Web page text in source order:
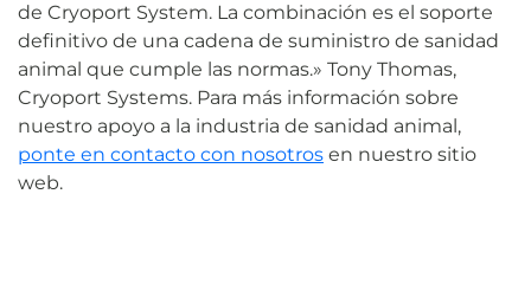
de Cryoport System. La combinación es el soporte
definitivo de una cadena de suministro de sanidad
animal que cumple las normas.» Tony Thomas,
Cryoport Systems. Para más información sobre
nuestro apoyo a la industria de sanidad animal,
ponte en contacto con nosotros en nuestro sitio
web.